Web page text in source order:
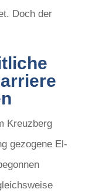
Doch der
Kreuzberg
gezogene El-